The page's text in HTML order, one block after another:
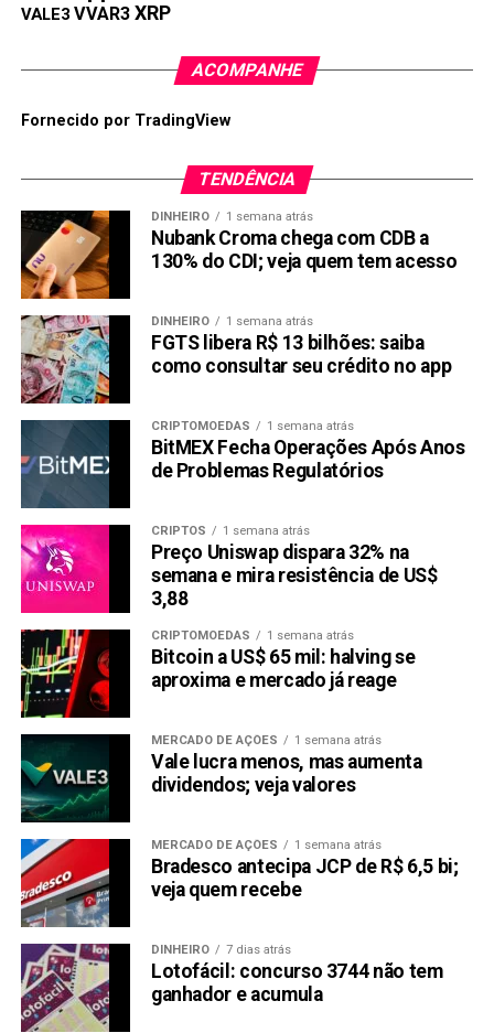
Microempreendedor
VALE3 VVAR3 XRP
ACOMPANHE
Fornecido por TradingView
TENDÊNCIA
DINHEIRO 1 semana atrás
Nubank Croma chega com CDB a
130% do CDI; veja quem tem acesso
DINHEIRO 1 semana atrás
FGTS libera R$ 13 bilhões: saiba
como consultar seu crédito no app
CRIPTOMOEDAS 1 semana atrás
BitMEX Fecha Operações Após Anos
de Problemas Regulatórios
CRIPTOS 1 semana atrás
Preço Uniswap dispara 32% na
semana e mira resistência de US$
3,88
CRIPTOMOEDAS 1 semana atrás
Bitcoin a US$ 65 mil: halving se
aproxima e mercado já reage
MERCADO DE AÇÕES 1 semana atrás
Vale lucra menos, mas aumenta
dividendos; veja valores
MERCADO DE AÇÕES 1 semana atrás
Bradesco antecipa JCP de R$ 6,5 bi;
veja quem recebe
DINHEIRO 7 dias atrás
Lotofácil: concurso 3744 não tem
ganhador e acumula